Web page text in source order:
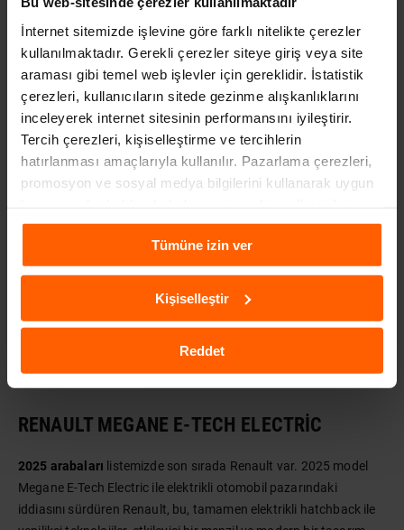
İnternet sitemizde işlevine göre farklı nitelikte çerezler
kullanılmaktadır. Gerekli çerezler siteye giriş veya site
araması gibi temel web işlevler için gereklidir. İstatistik
çerezleri, kullanıcıların sitede gezinme alışkanlıklarını
inceleyerek internet sitesinin performansını iyileştirir.
Tercih çerezleri, kişiselleştirme ve tercihlerin
hatırlanması amaçlarıyla kullanılır. Pazarlama çerezleri,
promosyon ve sosyal medya bilgilerini kullanarak uygun
içeriklerin sunulmasına yardımcı olur. Daha fazla
Çerezlere İlişkin Aydınlatma Metni
ulaşabilirsiniz.
Tümüne izin ver
Kişiselleştir
Reddet
uzun yolculuklarda ailelerin ihtiyaçlarını karşılıyor. Yüksek sürüş
pozisyonu, sürücüye yola hakim bir görüş açısı vadediyor. 2025
Fiat Egea SUV’un başlangıç fiyatının 650.000 - 700.000 TL
civarında olması bekleniyor. Model, ilk etapta Türkiye ve Avrupa
pazarlarında satışa sunulacak.
RENAULT MEGANE E-TECH ELECTRIC
2025 arabaları listemizde son sırada Renault var. 2025 model
Megane E-Tech Electric ile elektrikli otomobil pazarındaki
iddiasını sürdüren Renault, bu, tamamen elektrikli hatchback ile